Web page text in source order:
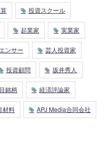
投資スクール
起業家 実業家
ンサー 芸人投資家
投資顧問 坂井秀人
銘柄 経済評論家
材料 APJ Media合同会社